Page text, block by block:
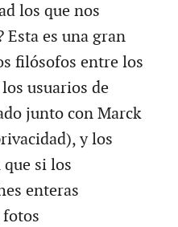
los que nos
Esta es una gran
filósofos entre los
usuarios de
junto con Marck
y los
si los
enteras
fotos